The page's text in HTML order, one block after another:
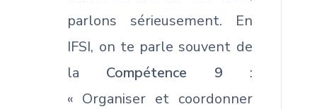
parlons sérieusement. En
IFSI, on te parle souvent de
la Compétence 9 :
« Organiser et coordonner